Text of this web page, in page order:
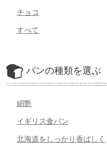
チョコ
すべて
パンの種類を選ぶ
絹艶
イギリス食パン
北海道をしっかり香ばしく